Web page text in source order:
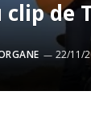
de
22/11/